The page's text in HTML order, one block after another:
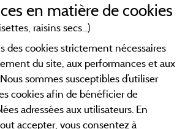
générales d'utilisation
Contact
CGV
en matière de cookies
raisins secs...)
des cookies strictement nécessaires
du site, aux performances et aux
sommes susceptibles d’utiliser
cookies afin de bénéficier de
adressées aux utilisateurs. En
accepter, vous consentez à